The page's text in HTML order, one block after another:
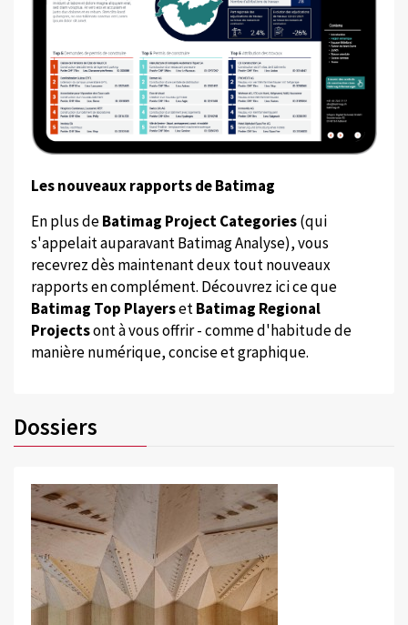
Les nouveaux rapports de Batimag
En plus deBatimag Project Categories(qui
s'appelait auparavant Batimag Analyse), vous
recevrez dès maintenant deux tout nouveaux
rapports en complément. Découvrez ici ce que
Batimag Top PlayersetBatimag Regional
Projectsont à vous offrir - comme d'habitude de
manière numérique, concise et graphique.
Dossiers